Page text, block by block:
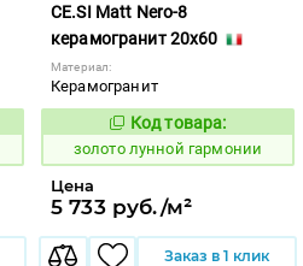
CE.SI Matt Nero-8
керамогранит 20x60
Материал:
Керамогранит
521891
Код товара:
золото лунной гармонии
Цена
5 733 руб./м²
Заказ в 1 клик